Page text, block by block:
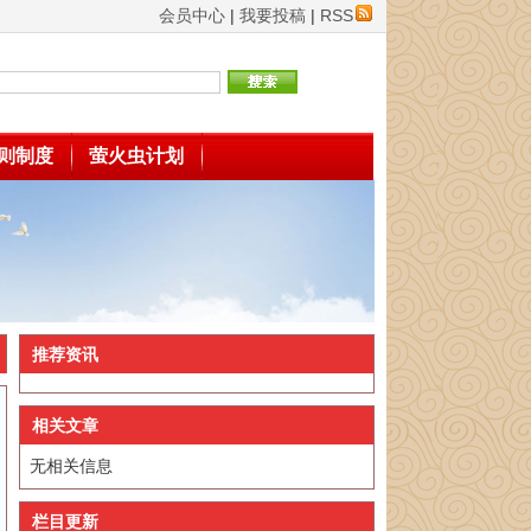
会员中心 | 我要投稿 | RSS
制度 萤火虫计划
推荐资讯
相关文章
无相关信息
栏目更新